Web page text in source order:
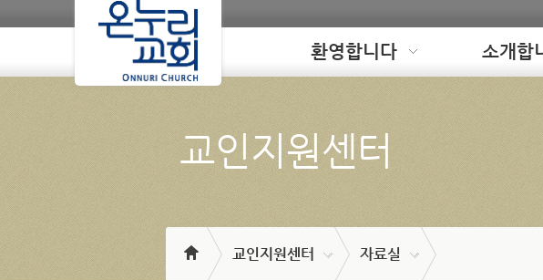
Loading 환영합니다 소개합
교인지원센터
교인지원센터 자료실